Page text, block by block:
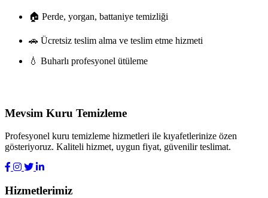
🏠 Perde, yorgan, battaniye temizliği
🚗 Ücretsiz teslim alma ve teslim etme hizmeti
💧 Buharlı profesyonel ütüleme
Mevsim Kuru Temizleme
Profesyonel kuru temizleme hizmetleri ile kıyafetlerinize özen
gösteriyoruz. Kaliteli hizmet, uygun fiyat, güvenilir teslimat.
Hizmetlerimiz